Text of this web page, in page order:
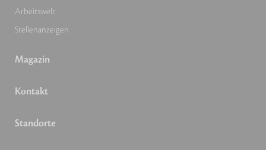
Arbeitswelt
Stellenanzeigen
Magazin
Kontakt
Standorte